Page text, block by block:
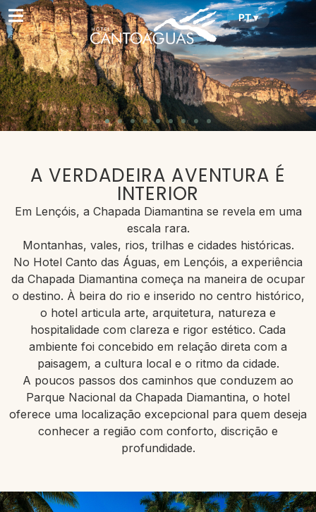
PT ▾
A VERDADEIRA AVENTURA É
INTERIOR
Em Lençóis, a Chapada Diamantina se revela em uma
escala rara.
Montanhas, vales, rios, trilhas e cidades históricas.
No Hotel Canto das Águas, em Lençóis, a experiência
da Chapada Diamantina começa na maneira de ocupar
o destino. À beira do rio e inserido no centro histórico,
o hotel articula arte, arquitetura, natureza e
hospitalidade com clareza e rigor estético. Cada
ambiente foi concebido em relação direta com a
paisagem, a cultura local e o ritmo da cidade.
A poucos passos dos caminhos que conduzem ao
Parque Nacional da Chapada Diamantina, o hotel
oferece uma localização excepcional para quem deseja
conhecer a região com conforto, discrição e
profundidade.